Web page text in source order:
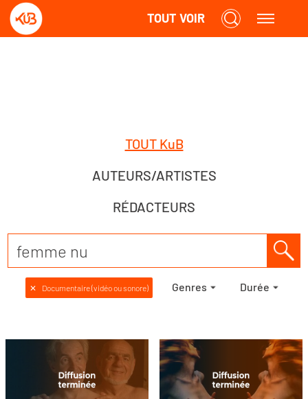
TOUT VOIR
TOUT KuB
AUTEURS/ARTISTES
RÉDACTEURS
✕ Documentaire (vidéo ou sonore) Genres Durée